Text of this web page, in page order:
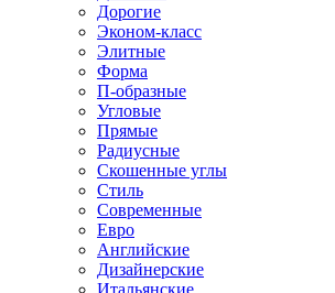
Дорогие
Эконом-класс
Элитные
Форма
П-образные
Угловые
Прямые
Радиусные
Скошенные углы
Стиль
Современные
Евро
Английские
Дизайнерские
Итальянские